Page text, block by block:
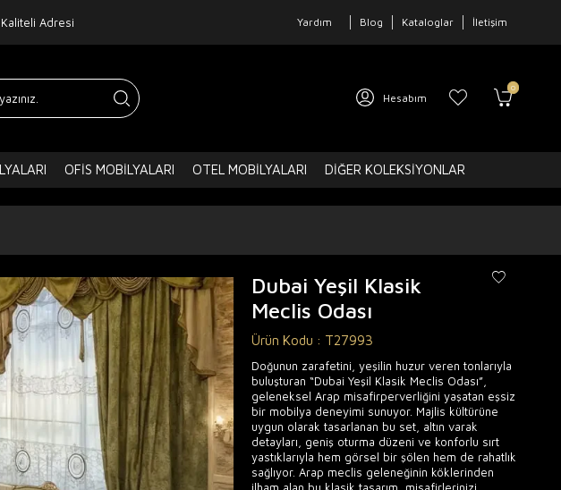
Adresi Yardım Blog Kataloglar İletişim
Hesabım
0
OFIS MOBILYALARI OTEL MOBILYALARI DIĞER KOLEKSIYONLAR
Dubai Yeşil Klasik
Meclis Odası
Ürün Kodu : T27993
Doğunun zarafetini, yeşilin huzur veren tonlarıyla
buluşturan “Dubai Yeşil Klasik Meclis Odası”,
geleneksel Arap misafirperverliğini yaşatan eşsiz
bir mobilya deneyimi sunuyor. Majlis kültürüne
uygun olarak tasarlanan bu set, altın varak
detayları, geniş oturma düzeni ve konforlu sırt
yastıklarıyla hem görsel bir şölen hem de rahatlık
sağlıyor. Arap meclis geleneğinin köklerinden